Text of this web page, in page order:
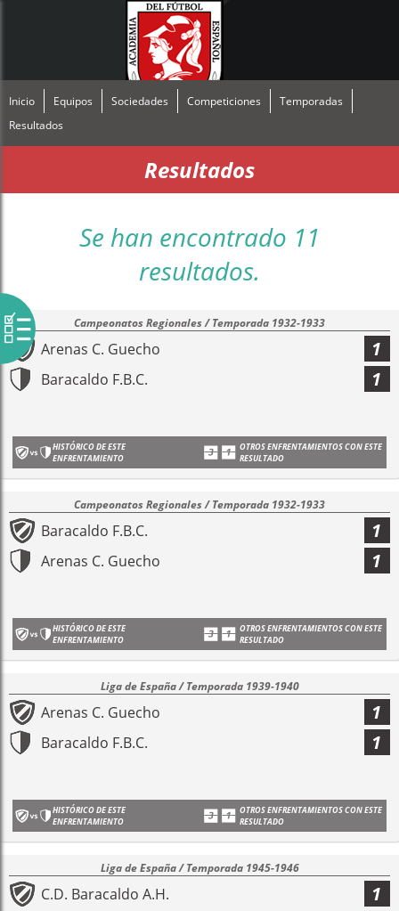
Inicio Equipos Sociedades Competiciones
Temporadas
Resultados
Resultados
Se han encontrado 11
resultados.
Campeonatos Regionales / Temporada 1932-1933
Arenas C. Guecho 1
Baracaldo F.B.C. 1
HISTÓRICO DE ESTE
ENFRENTAMIENTO
OTROS ENFRENTAMIENTOS CON ESTE
RESULTADO
Campeonatos Regionales / Temporada 1932-1933
Baracaldo F.B.C. 1
Arenas C. Guecho 1
HISTÓRICO DE ESTE
ENFRENTAMIENTO
OTROS ENFRENTAMIENTOS CON ESTE
RESULTADO
Liga de España / Temporada 1939-1940
Arenas C. Guecho 1
Baracaldo F.B.C. 1
HISTÓRICO DE ESTE
ENFRENTAMIENTO
OTROS ENFRENTAMIENTOS CON ESTE
RESULTADO
Liga de España / Temporada 1945-1946
C.D. Baracaldo A.H. 1